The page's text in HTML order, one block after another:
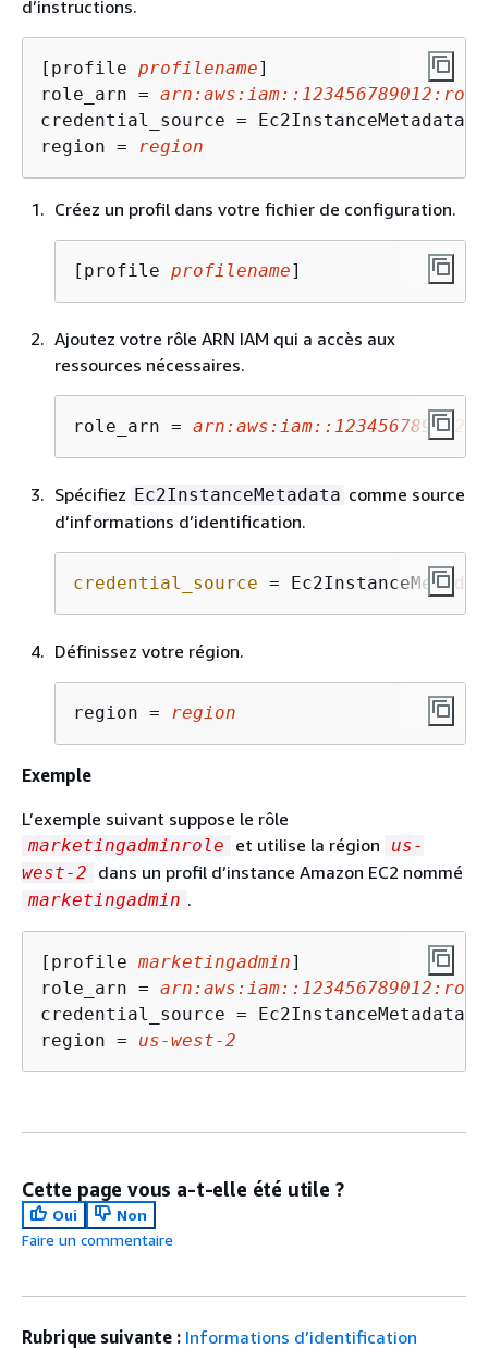
d’instructions.
[profile profilename]
role_arn =
credential_source = Ec2InstanceMetadata
region = region
Créez un profil dans votre fichier de configuration.
[profile profilename]
Ajoutez votre rôle ARN IAM qui a accès aux
ressources nécessaires.
role_arn =
Spécifiez Ec2InstanceMetadata comme source
d’informations d’identification.
credential_source =
Définissez votre région.
region = region
Exemple
L’exemple suivant suppose le rôle
marketingadminrole et utilise la région
us-
west-2
dans un profil d’instance Amazon EC2 nommé
marketingadmin .
[profile marketingadmin]
role_arn =
credential_source = Ec2InstanceMetadata
region = us-west-2
Cette page vous a-t-elle été utile ?
Oui
Non
Faire un commentaire
Rubrique suivante : Informations d’identification